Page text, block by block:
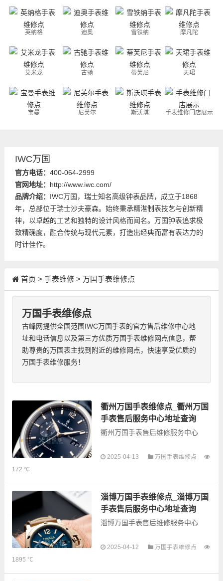
英纳格 迪奥 雪铁纳 摩凡陀
艾米龙 古驰 蒂芙尼 天珺
宝曼 尼芙尔 斯沃琪 手表维修门店展示
IWC万国
官方电话： 400-064-2999
官网地址： http://www.iwc.com/
品牌介绍： IWC万国，瑞士知名高级钟表品牌，成立于1868
年，总部位于瑞士沙夫豪森。始终秉承精湛制表技艺与创新精
神，以卓越的工艺和独特的设计风格而闻名。万国钟表追求极
致精确度，融合传统与现代元素，打造出经典而富有表达力的
时计佳作。
首页 > 手表维修> 万国手表维修点
万国手表维修点
古峰网提供全国范围IWC万国手表的官方售后维修中心地
址和电话信息以及第三方优质万国手表维修网点信息，帮
助尊贵的万国表主找到附近的维修网点，快速享受优质的
万国手表维修服务！
衢州万国手表维修点_衢州万国
手表售后服务中心地址查询
衢州万国手表售后维修服务中心
以下是古锋网为您整理的衢州万国
的故障检测维修，手表保养等业
务，为了享受优质的...
2025-04-13
万国手表维修点
172 ℃
淄博万国手表维修点_淄博万国
手表售后服务中心地址查询
淄博万国手表售后维修服务中心
以下是古锋网为您整理的淄博万国
的故障检测维修，手表保养等业
2025-04-12
万国手表维修点
1895 ℃